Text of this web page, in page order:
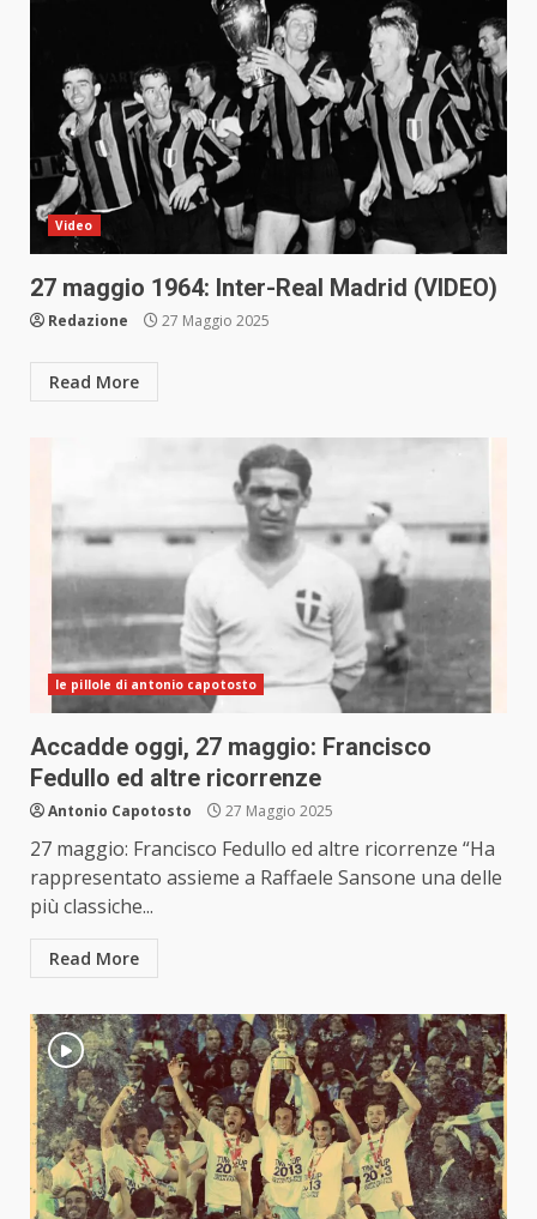
Video
27 maggio 1964: Inter-Real Madrid (VIDEO)
Redazione 27 Maggio 2025
Read More
le pillole di antonio capotosto
Accadde oggi, 27 maggio: Francisco
Fedullo ed altre ricorrenze
Antonio Capotosto 27 Maggio 2025
27 maggio: Francisco Fedullo ed altre ricorrenze “Ha
rappresentato assieme a Raffaele Sansone una delle
più classiche...
Read More